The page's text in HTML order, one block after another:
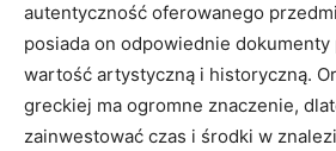
autentyczność oferowanego
posiada on odpowiednie​
wartość artystyczną i historyczną.
greckiej ma‍ ogromne znaczenie,
zainwestować⁣ czas i‍ środki w